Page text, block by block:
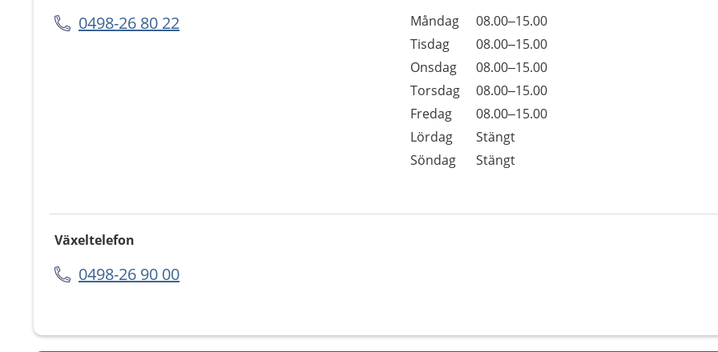
0498-26 80 22 Dag
Öppettider
Kommentarer
Måndag
08.00–15.00
Tisdag
08.00–15.00
Onsdag
08.00–15.00
Torsdag
08.00–15.00
Fredag
08.00–15.00
Lördag
Stängt
Söndag
Stängt
Växeltelefon
0498-26 90 00